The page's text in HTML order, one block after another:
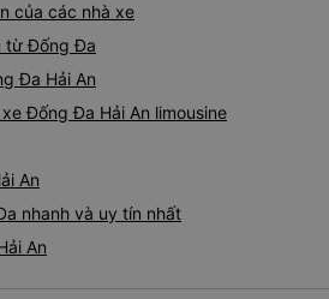
của các nhà xe
từ Đống Đa
Đa Hải An
Đống Đa Hải An limousine
An
nhanh và uy tín nhất
An